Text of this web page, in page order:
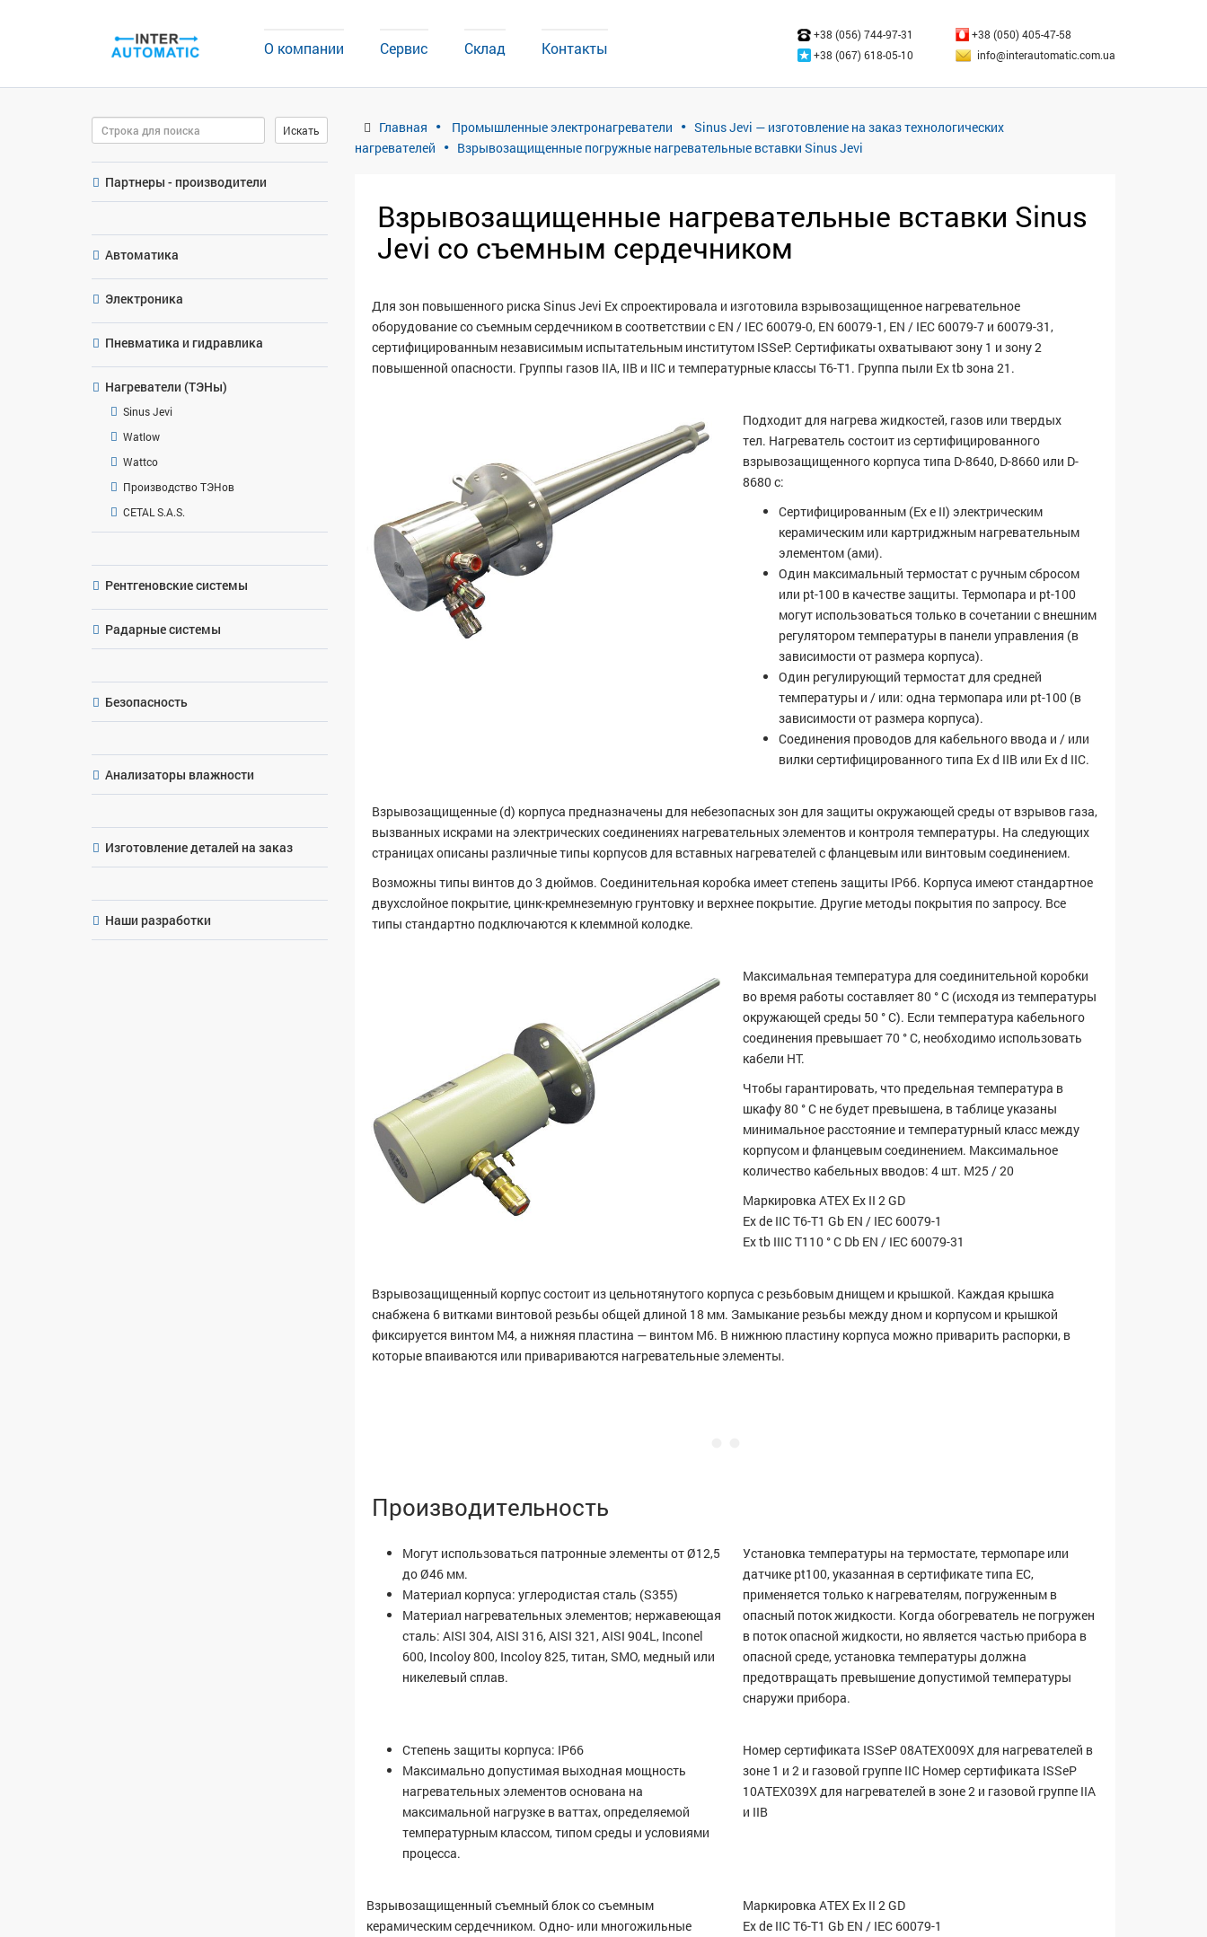
О компании Сервис Склад Контакты
+38 (056) 744-97-31
+38 (050) 405-47-58
+38 (067) 618-05-10
info@interautomatic.com.ua
Поиск
Искать
Партнеры - производители
Автоматика
Электроника
Пневматика и гидравлика
Нагреватели (ТЭНы)
Sinus Jevi
Watlow
Wattco
Производство ТЭНов
CETAL S.A.S.
Рентгеновские системы
Радарные системы
Безопасность
Анализаторы влажности
Изготовление деталей на заказ
Наши разработки
Главная Промышленные электронагреватели
Sinus Jevi — изготовление на заказ технологических
нагревателей
Взрывозащищенные погружные нагревательные вставки Sinus Jevi
Взрывозащищенные нагревательные вставки Sinus
Jevi со съемным сердечником
Для зон повышенного риска Sinus Jevi Ex спроектировала и изготовила взрывозащищенное нагревательное
оборудование со съемным сердечником в соответствии с EN / IEC 60079-0, EN 60079-1, EN / IEC 60079-7 и 60079-31,
сертифицированным независимым испытательным институтом ISSeP. Сертификаты охватывают зону 1 и зону 2
повышенной опасности. Группы газов IIA, IIB и IIC и температурные классы T6-T1. Группа пыли Ex tb зона 21.
Подходит для нагрева жидкостей, газов или твердых
тел. Нагреватель состоит из сертифицированного
взрывозащищенного корпуса типа D-8640, D-8660 или D-
8680 с:
Сертифицированным (Ex e II) электрическим
керамическим или картриджным нагревательным
элементом (ами).
Один максимальный термостат с ручным сбросом
или pt-100 в качестве защиты. Термопара и pt-100
могут использоваться только в сочетании с внешним
регулятором температуры в панели управления (в
зависимости от размера корпуса).
Один регулирующий термостат для средней
температуры и / или: одна термопара или pt-100 (в
зависимости от размера корпуса).
Соединения проводов для кабельного ввода и / или
вилки сертифицированного типа Ex d IIB или Ex d IIC.
Взрывозащищенные (d) корпуса предназначены для небезопасных зон для защиты окружающей среды от взрывов газа,
вызванных искрами на электрических соединениях нагревательных элементов и контроля температуры. На следующих
страницах описаны различные типы корпусов для вставных нагревателей с фланцевым или винтовым соединением.
Возможны типы винтов до 3 дюймов. Соединительная коробка имеет степень защиты IP66. Корпуса имеют стандартное
двухслойное покрытие, цинк-кремнеземную грунтовку и верхнее покрытие. Другие методы покрытия по запросу. Все
типы стандартно подключаются к клеммной колодке.
Максимальная температура для соединительной коробки
во время работы составляет 80 ° C (исходя из температуры
окружающей среды 50 ° C). Если температура кабельного
соединения превышает 70 ° C, необходимо использовать
кабели HT.
Чтобы гарантировать, что предельная температура в
шкафу 80 ° C не будет превышена, в таблице указаны
минимальное расстояние и температурный класс между
корпусом и фланцевым соединением. Максимальное
количество кабельных вводов: 4 шт. M25 / 20
Маркировка ATEX Ex II 2 GD
Ex de IIC T6-T1 Gb EN / IEC 60079-1
Ex tb IIIC T110 ° C Db EN / IEC 60079-31
Взрывозащищенный корпус состоит из цельнотянутого корпуса с резьбовым днищем и крышкой. Каждая крышка
снабжена 6 витками винтовой резьбы общей длиной 18 мм. Замыкание резьбы между дном и корпусом и крышкой
фиксируется винтом M4, а нижняя пластина — винтом M6. В нижнюю пластину корпуса можно приварить распорки, в
которые впаиваются или привариваются нагревательные элементы.
Производительность
Могут использоваться патронные элементы от Ø12,5
до Ø46 мм.
Материал корпуса: углеродистая сталь (S355)
Материал нагревательных элементов; нержавеющая
сталь: AISI 304, AISI 316, AISI 321, AISI 904L, Inconel
600, Incoloy 800, Incoloy 825, титан, SMO, медный или
никелевый сплав.
Установка температуры на термостате, термопаре или
датчике pt100, указанная в сертификате типа ЕС,
применяется только к нагревателям, погруженным в
опасный поток жидкости. Когда обогреватель не погружен
в поток опасной жидкости, но является частью прибора в
опасной среде, установка температуры должна
предотвращать превышение допустимой температуры
снаружи прибора.
Степень защиты корпуса: IP66
Максимально допустимая выходная мощность
нагревательных элементов основана на
максимальной нагрузке в ваттах, определяемой
температурным классом, типом среды и условиями
процесса.
Номер сертификата ISSeP 08ATEX009X для нагревателей в
зоне 1 и 2 и газовой группе IIC Номер сертификата ISSeP
10ATEX039X для нагревателей в зоне 2 и газовой группе IIA
и IIB
Взрывозащищенный съемный блок со съемным
керамическим сердечником. Одно- или многожильные
Маркировка ATEX Ex II 2 GD
Ex de IIC T6-T1 Gb EN / IEC 60079-1